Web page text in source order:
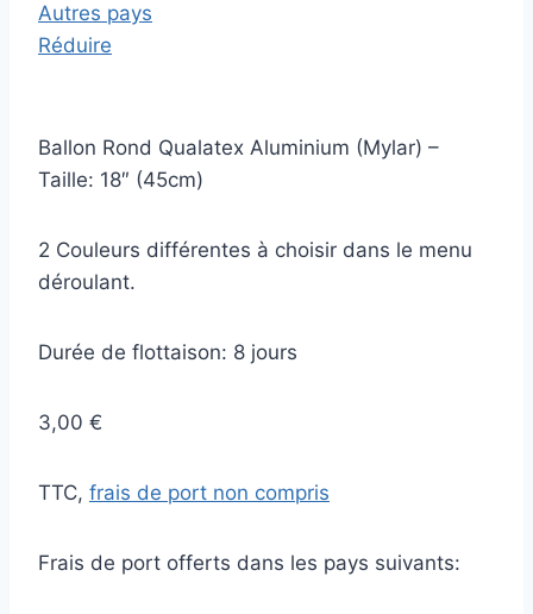
Autres pays
Réduire
Ballon Rond Qualatex Aluminium (Mylar) –
Taille: 18″ (45cm)
2 Couleurs différentes à choisir dans le menu
déroulant.
Durée de flottaison: 8 jours
3,00 €
TTC, frais de port non compris
Frais de port offerts dans les pays suivants: